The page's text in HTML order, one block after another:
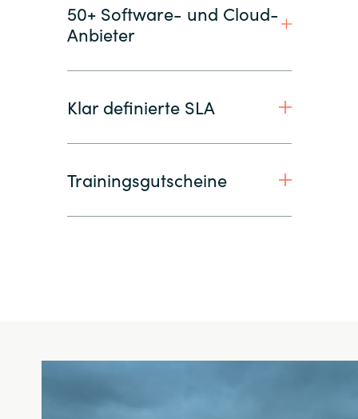
50+ Software- und Cloud-
Anbieter
Klar definierte SLA
Trainingsgutscheine